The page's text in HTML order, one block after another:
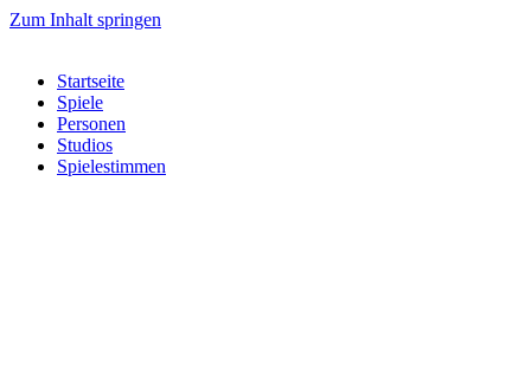
Zum Inhalt springen
Startseite
Spiele
Personen
Studios
Spielestimmen